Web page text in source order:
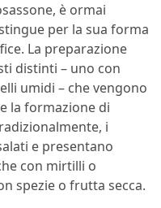
è ormai
per la sua forma
La preparazione
distinti – uno con
umidi – che vengono
la formazione di
i
e presentano
con mirtilli o
spezie o frutta secca.